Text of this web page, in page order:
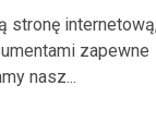
stronę
zapewne
nasz...
Jak